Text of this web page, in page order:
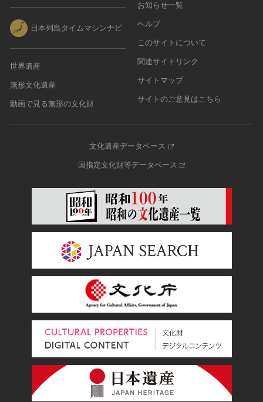
日本列島タイムマシンナビ
世界遺産
無形文化遺産
動画で見る無形の文化財
お知らせ一覧
ヘルプ
このサイトについて
関連サイトリンク
サイトマップ
サイトのご意見はこちら
文化遺産データベース
国指定文化財等データベース